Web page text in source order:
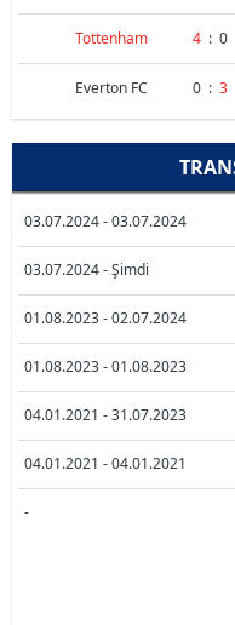
Tottenham 4 : 0
Everton FC 0 : 3
03.07.2024 - 03.07.2024
03.07.2024 - Şimdi
01.08.2023 - 02.07.2024
01.08.2023 - 01.08.2023
04.01.2021 - 31.07.2023
04.01.2021 - 04.01.2021
-